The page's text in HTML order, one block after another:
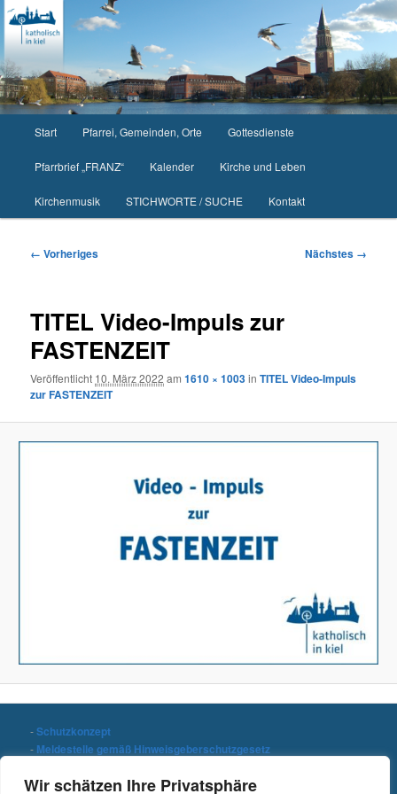
Wir schätzen Ihre Privatsphäre
Zum
primären
Inhalt
springen
Start Pfarrei, Gemeinden, Orte Gottesdienste
Pfarrbrief „FRANZ“ Kalender Kirche und Leben
Kirchenmusik STICHWORTE / SUCHE Kontakt
Bilder-
← Vorheriges Nächstes →
TITEL Video-Impuls zur
FASTENZEIT
Veröffentlicht 10. März 2022 am1610 × 1003inTITEL Video-Impuls
zur FASTENZEIT
-Schutzkonzept
- Meldestelle gemäß Hinweisgeberschutzgesetz
-Impressum